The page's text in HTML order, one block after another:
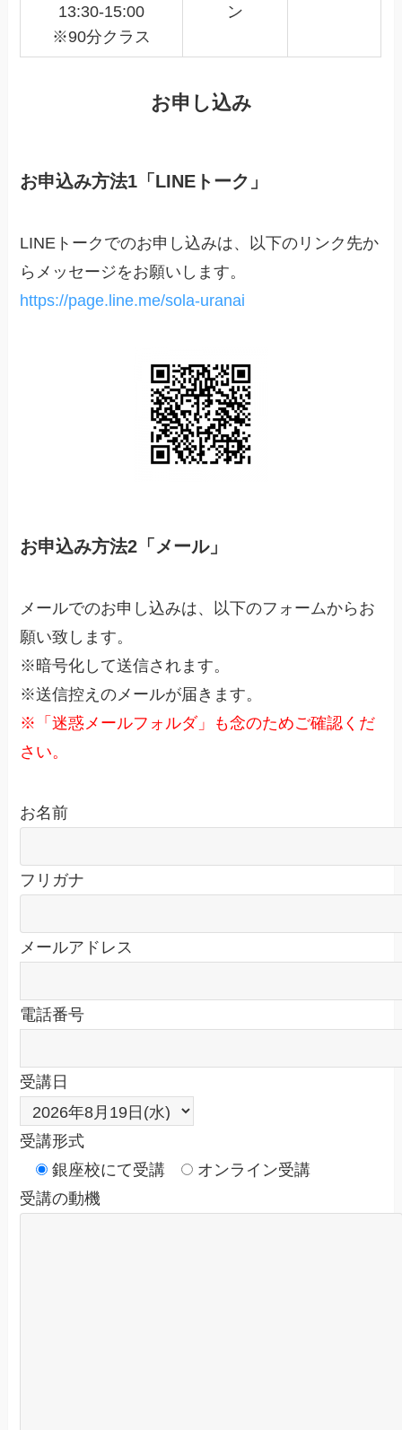
13:30-15:00
※90分クラス
ン
お申し込み
お申込み方法1「LINEトーク」
LINEトークでのお申し込みは、以下のリンク先か
らメッセージをお願いします。
https://page.line.me/sola-uranai
お申込み方法2「メール」
メールでのお申し込みは、以下のフォームからお
願い致します。
※暗号化して送信されます。
※送信控えのメールが届きます。
※「迷惑メールフォルダ」も念のためご確認くだ
さい。
お名前
フリガナ
メールアドレス
電話番号
受講日
受講形式
銀座校にて受講
オンライン受講
受講の動機